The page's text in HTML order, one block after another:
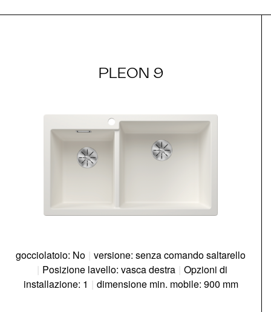
PLEON 9
gocciolatoio: No | versione: senza comando saltarello
| Posizione lavello: vasca destra | Opzioni di
installazione: 1 | dimensione min. mobile: 900 mm